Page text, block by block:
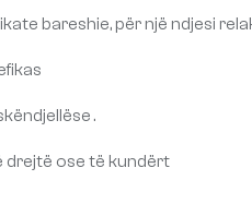
bareshie, për një ndjesi
.
drejtë ose të kundërt